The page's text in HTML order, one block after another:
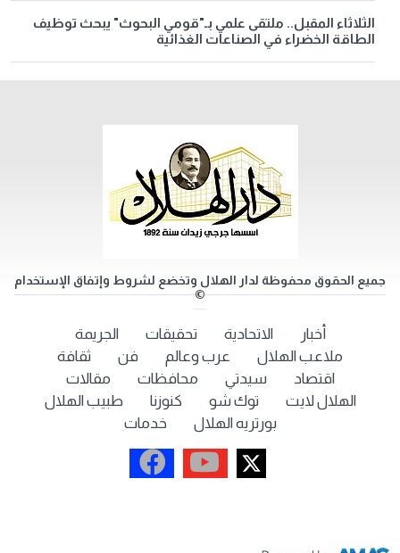
الثلاثاء المقبل.. ملتقى علمي بـ"قومي البحوث" يبحث توظيف
الطاقة الخضراء في الصناعات الغذائية
جميع الحقوق محفوظة لدار الهلال وتخضع لشروط وإتفاق الإستخدام
©
أخبار الاتحادية تحقيقات
الجريمة
ملاعب الهلال
عرب وعالم فن
ثقافة
اقتصاد
سيدتي محافظات
مقالات
الهلال لايت
توك شو كنوزنا
طبيب الهلال
بورتريه الهلال
خدمات